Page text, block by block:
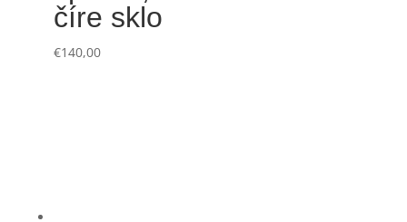
číre sklo
€140,00